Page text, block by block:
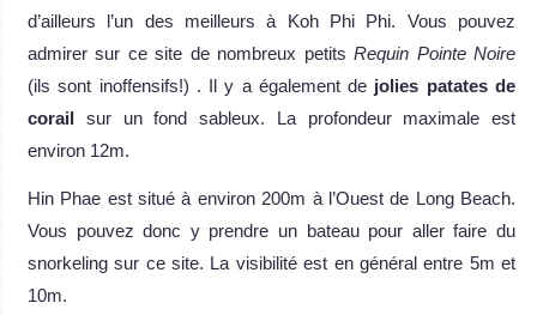
d’ailleurs l’un des meilleurs à Koh Phi Phi. Vous pouvez
admirer sur ce site de nombreux petitsRequin Pointe Noire
(ils sont inoffensifs!) . Il y a également de jolies patates de
corail sur un fond sableux. La profondeur maximale est
environ 12m.
Hin Phae est situé à environ 200m à l’Ouest de Long Beach.
Vous pouvez donc y prendre un bateau pour aller faire du
snorkeling sur ce site. La visibilité est en général entre 5m et
10m.